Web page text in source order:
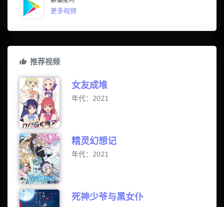
更多视频
推荐视频
女友成堆
年代：2021
精灵幻想记
年代：2021
死神少爷与黑女仆